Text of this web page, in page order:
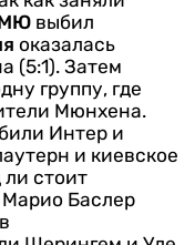
выбил
оказалась
(5:1). Затем
группу, где
Мюнхена.
Интер и
и киевское
стоит
Баслер